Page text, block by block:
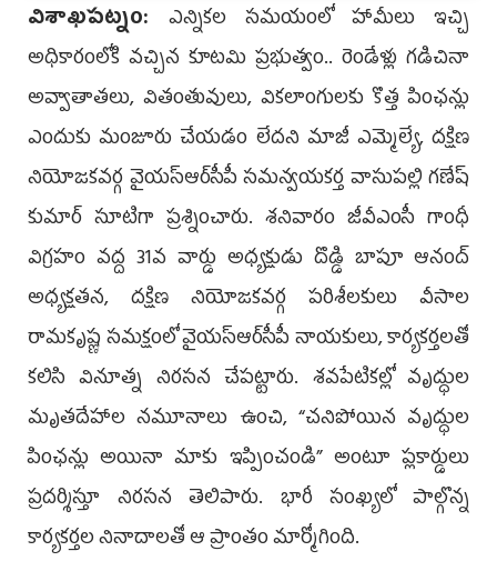
విశాఖపట్నం: ఎన్నికల సమయంలో హామీలు ఇచ్చి
అధికారంలోకి వచ్చిన కూటమి ప్రభుత్వం.. రెండేళ్లు గడిచినా
అవ్వాతాతలు, వితంతువులు, వికలాంగులకు కొత్త పింఛన్లు
ఎందుకు మంజూరు చేయడం లేదని మాజీ ఎమ్మెల్యే, దక్షిణ
నియోజకవర్గ వైయ‌స్ఆర్‌సీపీ సమన్వయకర్త వాసుప‌ల్లి గ‌ణేష్
కుమార్‌ సూటిగా ప్రశ్నించారు. శనివారం జీవీఎంసీ గాంధీ
విగ్రహం వద్ద 31వ వార్డు అధ్యక్షుడు దొడ్డి బాపూ ఆనంద్
అధ్యక్షతన, దక్షిణ నియోజకవర్గ పరిశీలకులు వీసాల
రామకృష్ణ సమక్షంలో వైయ‌స్ఆర్‌సీపీ నాయకులు, కార్యకర్తలతో
కలిసి వినూత్న నిరసన చేపట్టారు. శవపేటికల్లో వృద్ధుల
మృతదేహాల నమూనాలు ఉంచి, “చనిపోయిన వృద్ధుల
పింఛన్లు అయినా మాకు ఇప్పించండి” అంటూ ప్లకార్డులు
ప్రదర్శిస్తూ నిరసన తెలిపారు. భారీ సంఖ్యలో పాల్గొన్న
కార్యకర్తల నినాదాలతో ఆ ప్రాంతం మార్మోగింది.